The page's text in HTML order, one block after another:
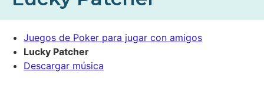
Juegos de Poker para jugar con amigos
Lucky Patcher
Descargar música